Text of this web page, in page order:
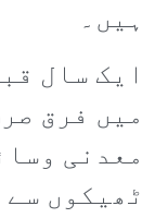
ہیں۔
ایک سال
میں فرق
معدنی
ٹھیکوں